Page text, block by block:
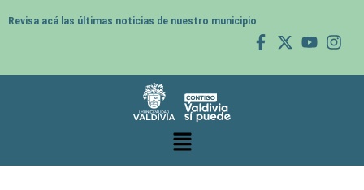
Revisa acá las últimas noticias de nuestro municipio